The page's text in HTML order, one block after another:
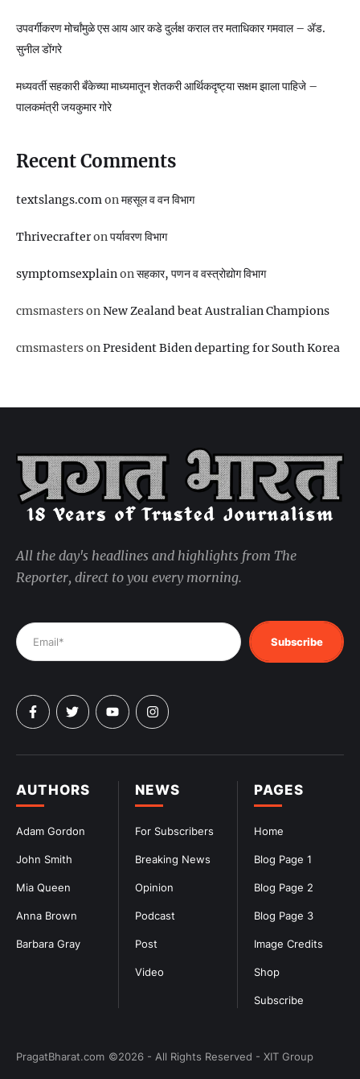
उपवर्गीकरण मोर्चांमुळे एस आय आर कडे दुर्लक्ष कराल तर मताधिकार गमवाल – ॲड.
सुनील डोंगरे
मध्यवर्ती सहकारी बँकेच्या माध्यमातून शेतकरी आर्थिकदृष्ट्या सक्षम झाला पाहिजे –
पालकमंत्री जयकुमार गोरे
Recent Comments
textslangs.comonमहसूल व वन विभाग
Thrivecrafteronपर्यावरण विभाग
symptomsexplainonसहकार, पणन व वस्‍त्रोद्योग विभाग
cmsmastersonNew Zealand beat Australian Champions
cmsmastersonPresident Biden departing for South Korea
PAGES
Home
Blog Page 1
Blog Page 2
Blog Page 3
Image Credits
Shop
Subscribe
NEWS
For Subscribers
Breaking News
Opinion
Podcast
Post
Video
AUTHORS
Adam Gordon
John Smith
Mia Queen
Anna Brown
Barbara Gray
All the day's headlines and highlights from The
Reporter, direct to you every morning.
Subscribe
PragatBharat.com ©2026 - All Rights Reserved - XIT Group